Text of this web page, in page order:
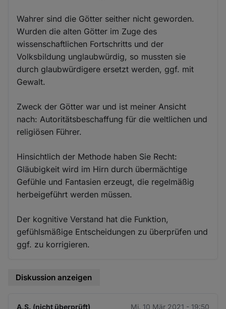
Wahrer sind die Götter seither nicht geworden.
Wurden die alten Götter im Zuge des
wissenschaftlichen Fortschritts und der
Volksbildung unglaubwürdig, so mussten sie
durch glaubwürdigere ersetzt werden, ggf. mit
Gewalt.
Zweck der Götter war und ist meiner Ansicht
nach: Autoritätsbeschaffung für die weltlichen und
religiösen Führer.
Hinsichtlich der Methode haben Sie Recht:
Gläubigkeit wird im Hirn durch übermächtige
Gefühle und Fantasien erzeugt, die regelmäßig
herbeigeführt werden müssen.
Der kognitive Verstand hat die Funktion,
gefühlsmäßige Entscheidungen zu überprüfen und
ggf. zu korrigieren.
Diskussion anzeigen
A.S. (nicht überprüft) Mi. 10 Mär 2021 - 19:50